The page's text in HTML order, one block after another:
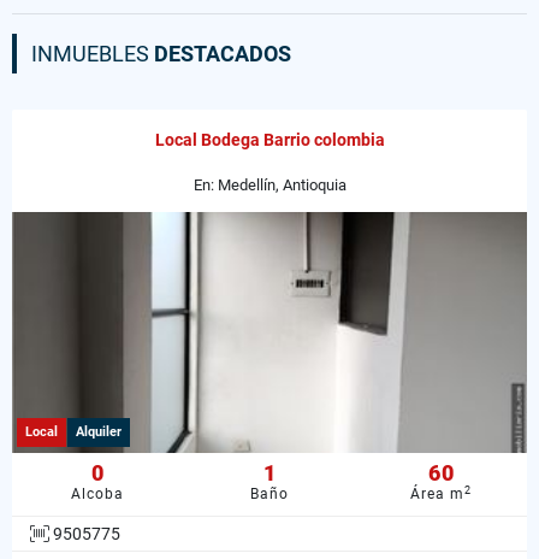
INMUEBLES DESTACADOS
Local Bodega Barrio colombia
En: Medellín, Antioquia
Local Alquiler
0
Alcoba
1
Baño
60
Área m2
9505775